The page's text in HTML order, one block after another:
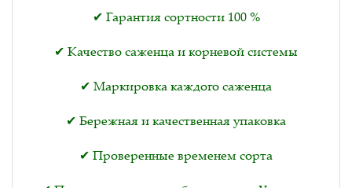
✔ Гарантия сортности 100 %
✔ Качество саженца и корневой системы
✔ Маркировка каждого саженца
✔ Бережная и качественная упаковка
✔ Проверенные временем сорта